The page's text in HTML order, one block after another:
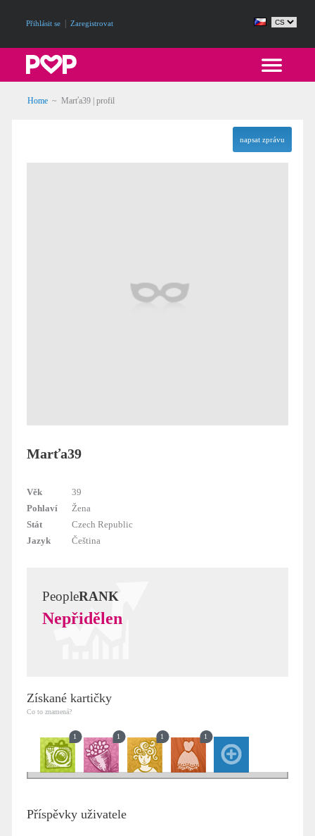
Přihlásit se Zaregistrovat
Home ~ Marťa39 | profil
napsat zprávu
Marťa39
Věk
39
Pohlaví
Žena
Stát
Czech Republic
Jazyk
Čeština
PeopleRANK
Nepřidělen
Získané kartičky
Co to znamená?
1 1 1 1
Příspěvky uživatele